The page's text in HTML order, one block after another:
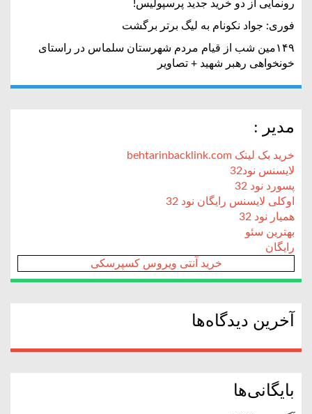
رونمایی از دو خرید جدید پرسپولیس!
فوری: جواد نکونام به لیگ برتر برگشت
۱۴۹مین شب از قیام مردم شهرستان سلماس در راستای
خونخواهی رهبر شهید + تصاویر
مدیر :
خرید بک لینک behtarinbacklink.com
لایسنس نود32
پسورد نود 32
اوکلی لایسنس رایگان نود 32
همیار نود 32
بهترین سئو
رایگان
خرید آنتی ویروس کسپرسکی
آخرین دیدگاه‌ها
بایگانی‌ها